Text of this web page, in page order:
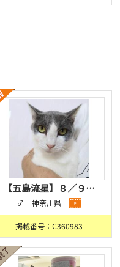
【五島流星】８／９…
♂ 神奈川県
掲載番号：C360983